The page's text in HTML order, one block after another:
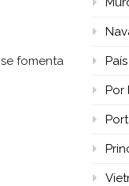
fomenta
Por